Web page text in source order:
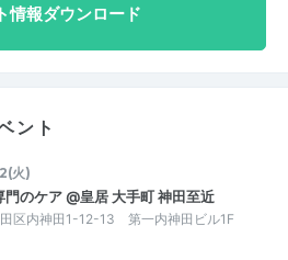
情報ダウンロード
ント
火)
門のケア @皇居 大手町 神田至近
区内神田1-12-13 第一内神田ビル1F